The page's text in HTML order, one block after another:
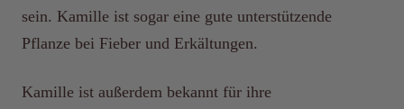
sein. Kamille ist sogar eine gute unterstützende
Pflanze bei Fieber und Erkältungen.
Kamille ist außerdem bekannt für ihre